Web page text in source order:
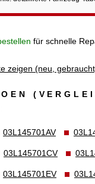
für schnelle
zeigen (neu,
03L145701AV
03L145701CV
03L145701EV